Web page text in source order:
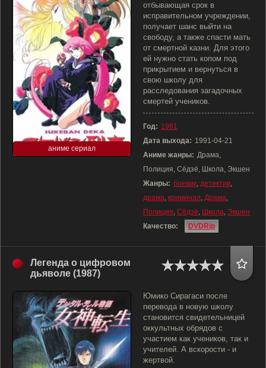
аниме сериал
отбывающая срок в
исправительном учреждении,
получает шанс выйти на
свободу, а также спасти мать
от смертной казни. Для этого
ей нужно стать копом под
прикрытием и вернуться в
свою школу для
расследования загадочных
смертей учеников.
Год: 1991
Дата выхода: 1991-04-21
Аниме жанры: Драма,
Полиция, Сёдзё, Школа, Экшен
Жанры: боевик, детектив,
драма, криминал, Драма,
Полиция, Сёдзё, Школа, Экшен
Качество:
DVDRip
Легенда о цифровом
дьяволе (1987)
Юмико Сирагаси после
перевода в новую школу
становится свидетельницей
оккультных обрядов с
участием как учеников, так и
учителей. А вскорости - и
жертвой.